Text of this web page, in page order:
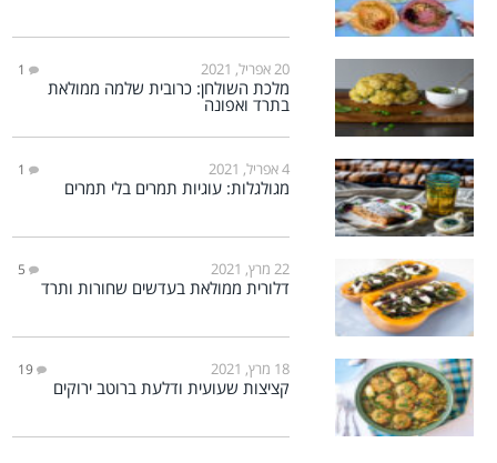
20 אפריל, 2021 1
מלכת השולחן: כרובית שלמה ממולאת
בתרד ואפונה
4 אפריל, 2021 1
מגולגלות: עוגיות תמרים בלי תמרים
22 מרץ, 2021 5
דלורית ממולאת בעדשים שחורות ותרד
18 מרץ, 2021 19
קציצות שעועית ודלעת ברוטב ירוקים